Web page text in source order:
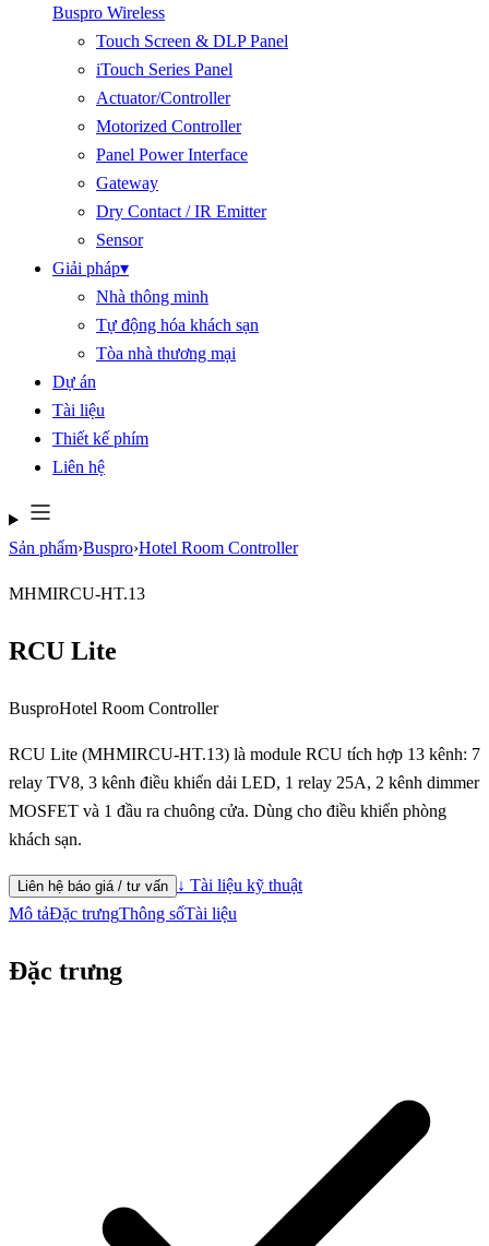
Buspro Wireless
Touch Screen & DLP Panel
iTouch Series Panel
Actuator/Controller
Motorized Controller
Panel Power Interface
Gateway
Dry Contact / IR Emitter
Sensor
Giải pháp▾
Nhà thông minh
Tự động hóa khách sạn
Tòa nhà thương mại
Dự án
Tài liệu
Thiết kế phím
Liên hệ
Sản phẩm›Buspro›Hotel Room Controller
MHMIRCU-HT.13
RCU Lite
BusproHotel Room Controller
RCU Lite (MHMIRCU-HT.13) là module RCU tích hợp 13 kênh: 7
relay TV8, 3 kênh điều khiển dải LED, 1 relay 25A, 2 kênh dimmer
MOSFET và 1 đầu ra chuông cửa. Dùng cho điều khiển phòng
khách sạn.
Liên hệ báo giá / tư vấn
↓ Tài liệu kỹ thuật
Mô tảĐặc trưngThông sốTài liệu
Đặc trưng